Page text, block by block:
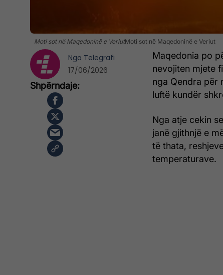
Moti sot në Maqedoninë e VeriutMoti sot në Maqedoninë e Veriut
Maqedonia po
nevojiten mjete
nga Qendra për
luftë kundër
Nga atje cekin
janë gjithnjë e
të thata,
temperaturave.
Nga Telegrafi
17/06/2026